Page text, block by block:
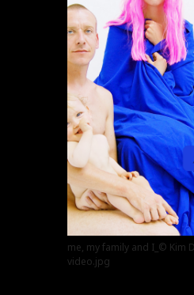
me, my family and I_© Kim
video.jpg